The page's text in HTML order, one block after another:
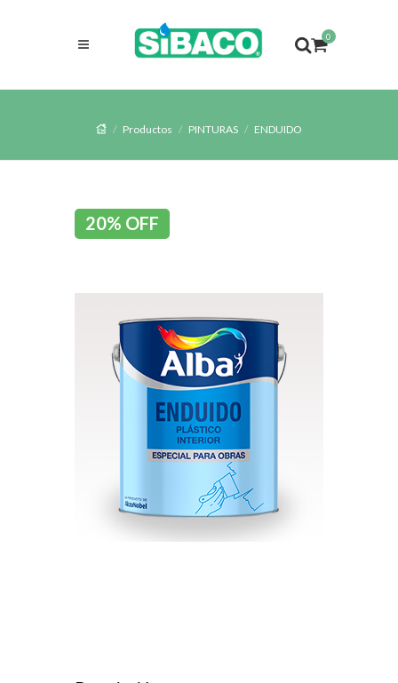
0
Productos PINTURAS ENDUIDO
20% OFF